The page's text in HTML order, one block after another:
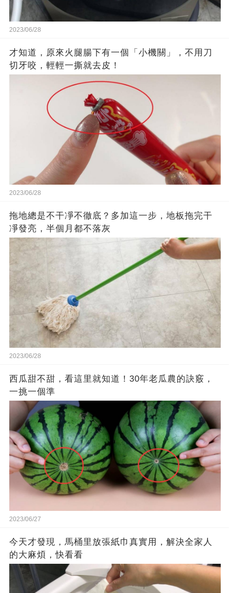
2023/06/28
才知道，原來火腿腸下有一個「小機關」，不用刀
切牙咬，輕輕一撕就去皮！
2023/06/28
拖地總是不干凈不徹底？多加這一步，地板拖完干
凈發亮，半個月都不落灰
2023/06/28
西瓜甜不甜，看這里就知道！30年老瓜農的訣竅，
一挑一個準
2023/06/27
今天才發現，馬桶里放張紙巾真實用，解決全家人
的大麻煩，快看看